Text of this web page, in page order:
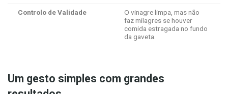
Controlo de Validade
O vinagre limpa, mas não
faz milagres se houver
comida estragada no fundo
da gaveta.
Um gesto simples com grandes